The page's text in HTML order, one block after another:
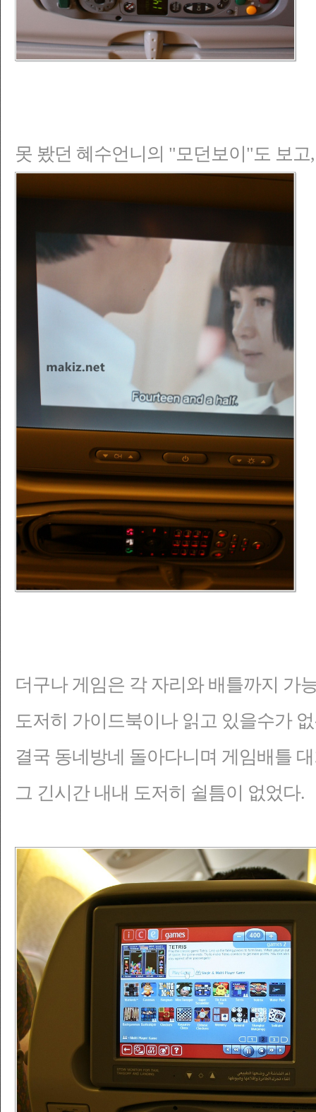
못 봤던 혜수언니의 "모던보이"도 보고,
더구나 게임은 각 자리와 배틀까지 가
도저히 가이드북이나 읽고 있을수가
결국 동네방네 돌아다니며 게임배틀
그 긴시간 내내 도저히 쉴틈이 없었다.